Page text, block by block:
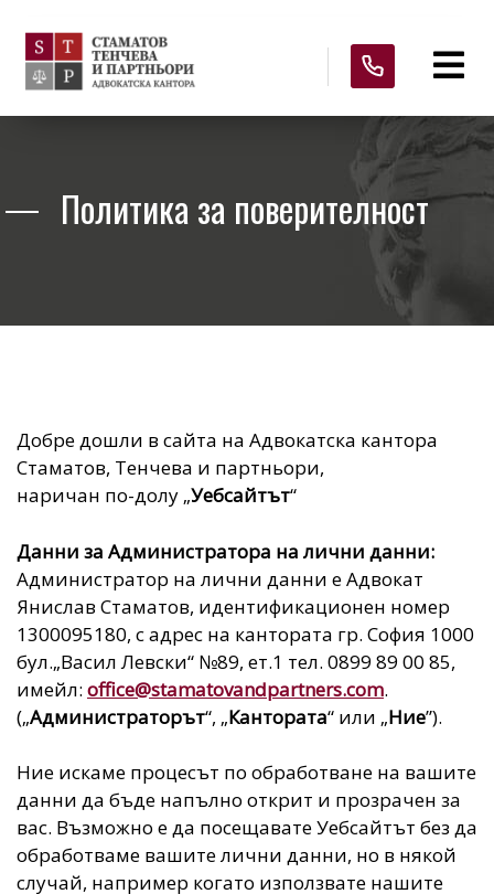
Политика за поверителност
Добре дошли в сайта на Адвокатска кантора
Стаматов, Тенчева и партньори,
наричан по-долу „Уебсайтът“
Данни за Администратора на лични данни:
Администратор на лични данни e Адвокат
Янислав Стаматов, идентификационен номер
1300095180, с адрес на кантората гр. София 1000
бул.„Васил Левски“ №89, ет.1 тел. 0899 89 00 85,
имейл: office@stamatovandpartners.com.
(„Администраторът“, „Кантората“ или „Ние”).
Ние искаме процесът по обработване на вашите
данни да бъде напълно открит и прозрачен за
вас. Възможно е да посещавате Уебсайтът без да
обработваме вашите лични данни, но в някой
случай, например когато използвате нашите